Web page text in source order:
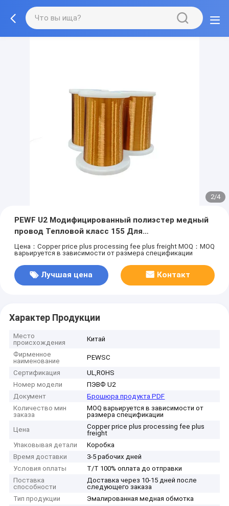
2/4
PEWF U2 Модифицированный полиэстер медный
провод Тепловой класс 155 Для
высокотемпературного двигателя
Цена：Copper price plus processing fee plus freight MOQ：MOQ
варьируется в зависимости от размера спецификации
Лучшая цена Контакт
Характер Продукции
Место
происхождения
Китай
Фирменное
наименование
PEWSC
Сертификация
UL,ROHS
Номер модели
ПЭВФ U2
Документ
Брошюра продукта PDF
Количество мин
заказа
MOQ варьируется в зависимости от
размера спецификации
Цена
Copper price plus processing fee plus
freight
Упаковывая детали
Коробка
Время доставки
3-5 рабочих дней
Условия оплаты
T/T 100% оплата до отправки
Поставка
способности
Доставка через 10-15 дней после
следующего заказа
Тип продукции
Эмалированная медная обмотка